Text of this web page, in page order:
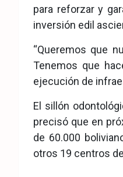
ook
pp
para reforzar y
inversión edil
“Queremos que
Tenemos que
ejecución de
El sillón
precisó que en
de 60.000
otros 19 centros